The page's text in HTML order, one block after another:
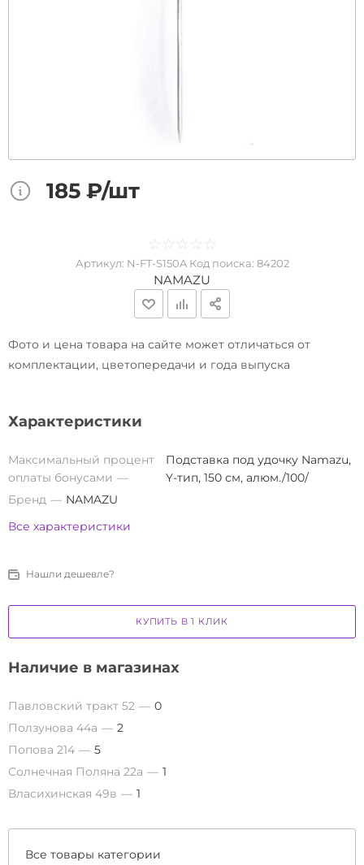
185 ₽/шт
☆ ☆ ☆ ☆ ☆
★ ★ ★ ★ ★
Артикул: N-FT-S150A Код поиска: 84202
NAMAZU
Фото и цена товара на сайте может отличаться от
комплектации, цветопередачи и года выпуска
Характеристики
Максимальный процент
оплаты бонусами
Подставка под удочку Namazu,
Y-тип, 150 см, алюм./100/
Бренд
NAMAZU
Все характеристики
Нашли дешевле?
КУПИТЬ В 1 КЛИК
Наличие в магазинах
Павловский тракт 52
0
Ползунова 44а
2
Попова 214
5
Солнечная Поляна 22а
1
Власихинская 49в
1
Все товары категории